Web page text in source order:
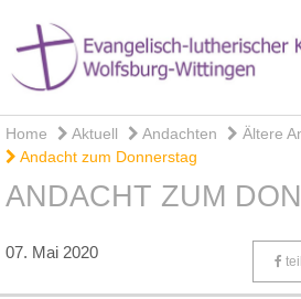
Home Aktuell Andachten
Ältere
Andacht zum Donnerstag
ANDACHT ZUM
07. Mai 2020